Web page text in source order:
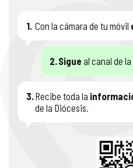
1. Con la cámara de tu móvil
2. Sigue al canal de la
3. Recibe toda la
de la Diócesis.